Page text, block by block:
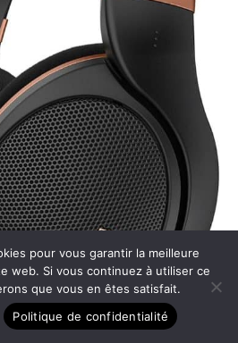
pour vous garantir la meilleure
web. Si vous continuez à utiliser ce
que vous en êtes satisfait.
Politique de confidentialité